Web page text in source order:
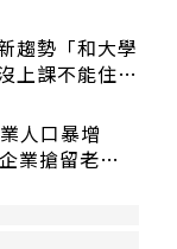
趨勢「和大學
上課不能住、
人口暴增
業搶留老員